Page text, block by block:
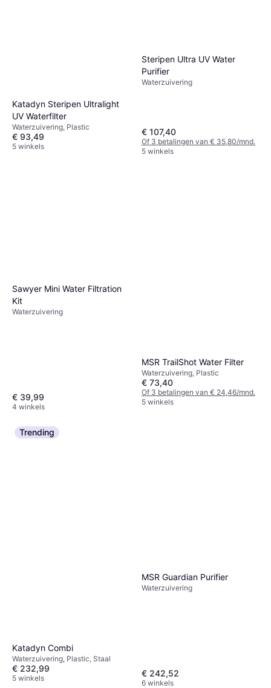
Katadyn Steripen Ultralight
UV Waterfilter
Waterzuivering, Plastic
€ 93,49
5 winkels
Steripen Ultra UV Water
Purifier
Waterzuivering
€ 107,40
Of 3 betalingen van € 35,80/mnd.
5 winkels
Sawyer Mini Water Filtration
Kit
Waterzuivering
€ 39,99
4 winkels
MSR TrailShot Water Filter
Waterzuivering, Plastic
€ 73,40
Of 3 betalingen van € 24,46/mnd.
5 winkels
Trending
Katadyn Combi
Waterzuivering, Plastic, Staal
€ 232,99
5 winkels
MSR Guardian Purifier
Waterzuivering
€ 242,52
6 winkels